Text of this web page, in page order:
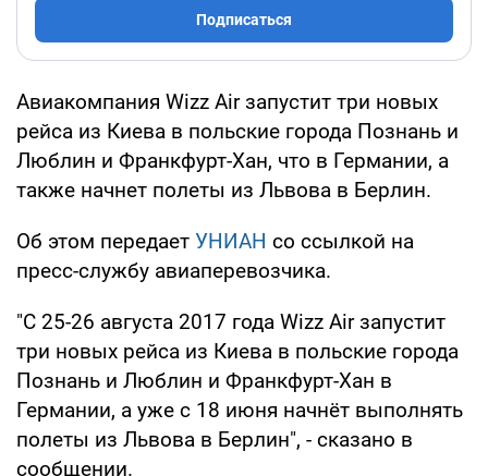
Подписаться
Авиакомпания Wizz Air запустит три новых
рейса из Киева в польские города Познань и
Люблин и Франкфурт-Хан, что в Германии, а
также начнет полеты из Львова в Берлин.
Об этом передает УНИАН со ссылкой на
пресс-службу авиаперевозчика.
"С 25-26 августа 2017 года Wizz Air запустит
три новых рейса из Киева в польские города
Познань и Люблин и Франкфурт-Хан в
Германии, а уже с 18 июня начнёт выполнять
полеты из Львова в Берлин", - сказано в
сообщении.